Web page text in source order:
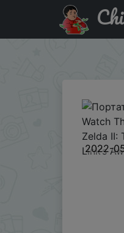
Купити на розпродажі
Zelda: Link’s Awakening
2022-